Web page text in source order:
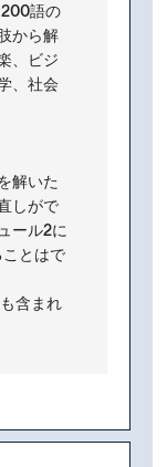
語の
から解
、ビジ
、社会
解いた
しがで
ール2に
とはで
も含まれ